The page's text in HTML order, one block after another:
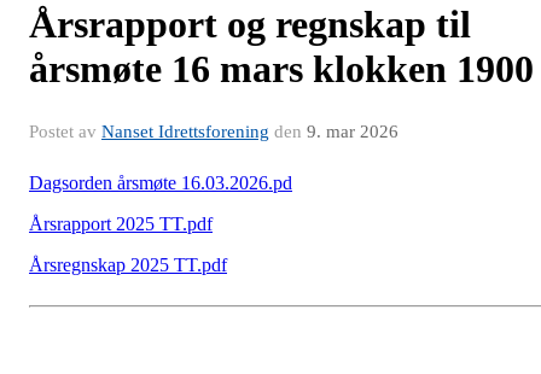
Årsrapport og regnskap til
årsmøte 16 mars klokken 1900
Postet av Nanset Idrettsforening den 9. mar 2026
Dagsorden årsmøte 16.03.2026.pd
Årsrapport 2025 TT.pdf
Årsregnskap 2025 TT.pdf